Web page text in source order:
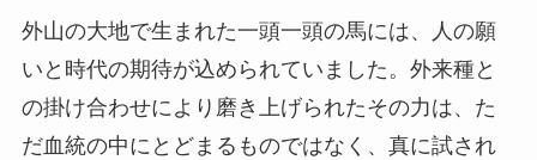
外山の大地で生まれた一頭一頭の馬には、人の願
いと時代の期待が込められていました。外来種と
の掛け合わせにより磨き上げられたその力は、た
だ血統の中にとどまるものではなく、真に試され